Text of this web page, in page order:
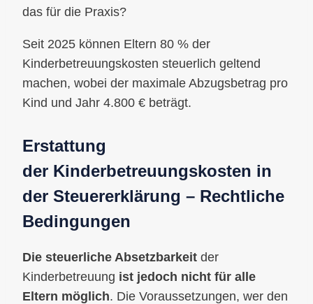
das für die Praxis?
Seit 2025 können Eltern 80 % der
Kinderbetreuungskosten steuerlich geltend
machen, wobei der maximale Abzugsbetrag pro
Kind und Jahr 4.800 € beträgt.
Erstattung
der Kinderbetreuungskosten in
der Steuererklärung – Rechtliche
Bedingungen
Die steuerliche Absetzbarkeit der
Kinderbetreuung ist jedoch nicht für alle
Eltern möglich. Die Voraussetzungen, wer den